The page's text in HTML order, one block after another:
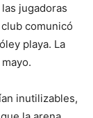
jugadoras
comunicó
playa. La
inutilizables,